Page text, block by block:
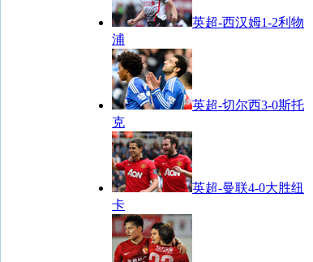
英超-西汉姆1-2利物
浦
英超-切尔西3-0斯托
克
英超-曼联4-0大胜纽
卡